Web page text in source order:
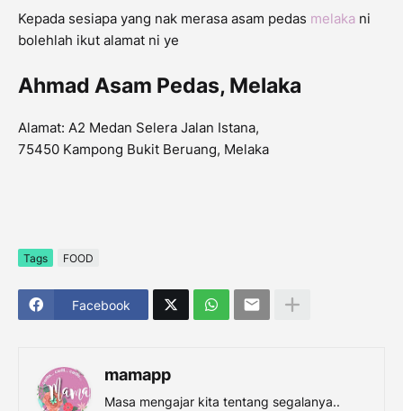
Kepada sesiapa yang nak merasa asam pedas melaka ni
bolehlah ikut alamat ni ye
Ahmad Asam Pedas, Melaka
Alamat: A2 Medan Selera Jalan Istana,
75450 Kampong Bukit Beruang, Melaka
Tags FOOD
Facebook
mamapp
Masa mengajar kita tentang segalanya..